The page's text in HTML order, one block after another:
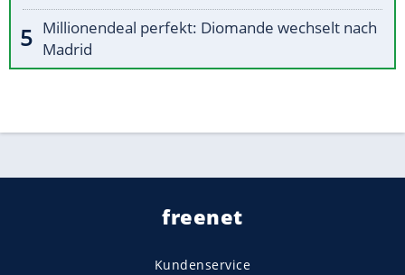
Millionendeal perfekt: Diomande wechselt nach
Madrid
freenet
Kundenservice